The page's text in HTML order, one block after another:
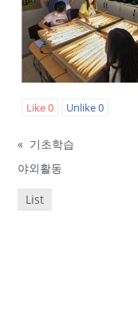
Like0 Unlike0
« 기초학습
야외활동
List